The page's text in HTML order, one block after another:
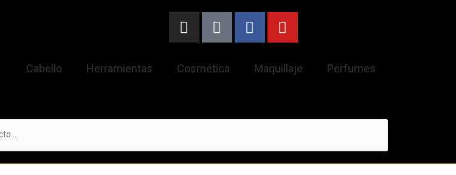
Cabello Herramientas Cosmética Maquillaje Perfumes